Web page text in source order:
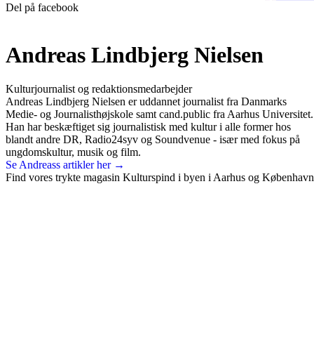
Del på facebook
Andreas Lindbjerg Nielsen
Kulturjournalist og redaktionsmedarbejder
Andreas Lindbjerg Nielsen er uddannet journalist fra Danmarks
Medie- og Journalisthøjskole samt cand.public fra Aarhus Universitet.
Han har beskæftiget sig journalistisk med kultur i alle former hos
blandt andre DR, Radio24syv og Soundvenue - især med fokus på
ungdomskultur, musik og film.
Se Andreass artikler her →
Find vores trykte magasin Kulturspind i byen i Aarhus og København